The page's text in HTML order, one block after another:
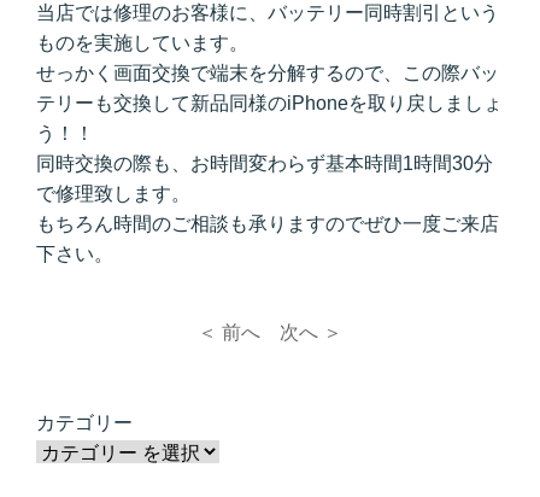
当店では修理のお客様に、バッテリー同時割引という
ものを実施しています。
せっかく画面交換で端末を分解するので、この際バッ
テリーも交換して新品同様のiPhoneを取り戻しましょ
う！！
同時交換の際も、お時間変わらず基本時間1時間30分
で修理致します。
もちろん時間のご相談も承りますのでぜひ一度ご来店
下さい。
＜ 前へ 次へ ＞
カテゴリー